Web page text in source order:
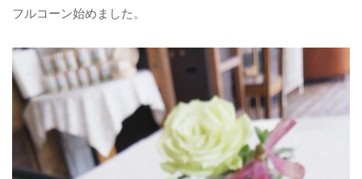
フルコーン始めました。